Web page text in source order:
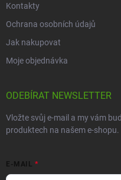
Kontakty
Ochrana osobních údajů
Jak nakupovat
Moje objednávka
ODEBÍRAT NEWSLETTER
Vložte svůj e-mail a my vám
produktech na našem e-shopu.
E-MAIL